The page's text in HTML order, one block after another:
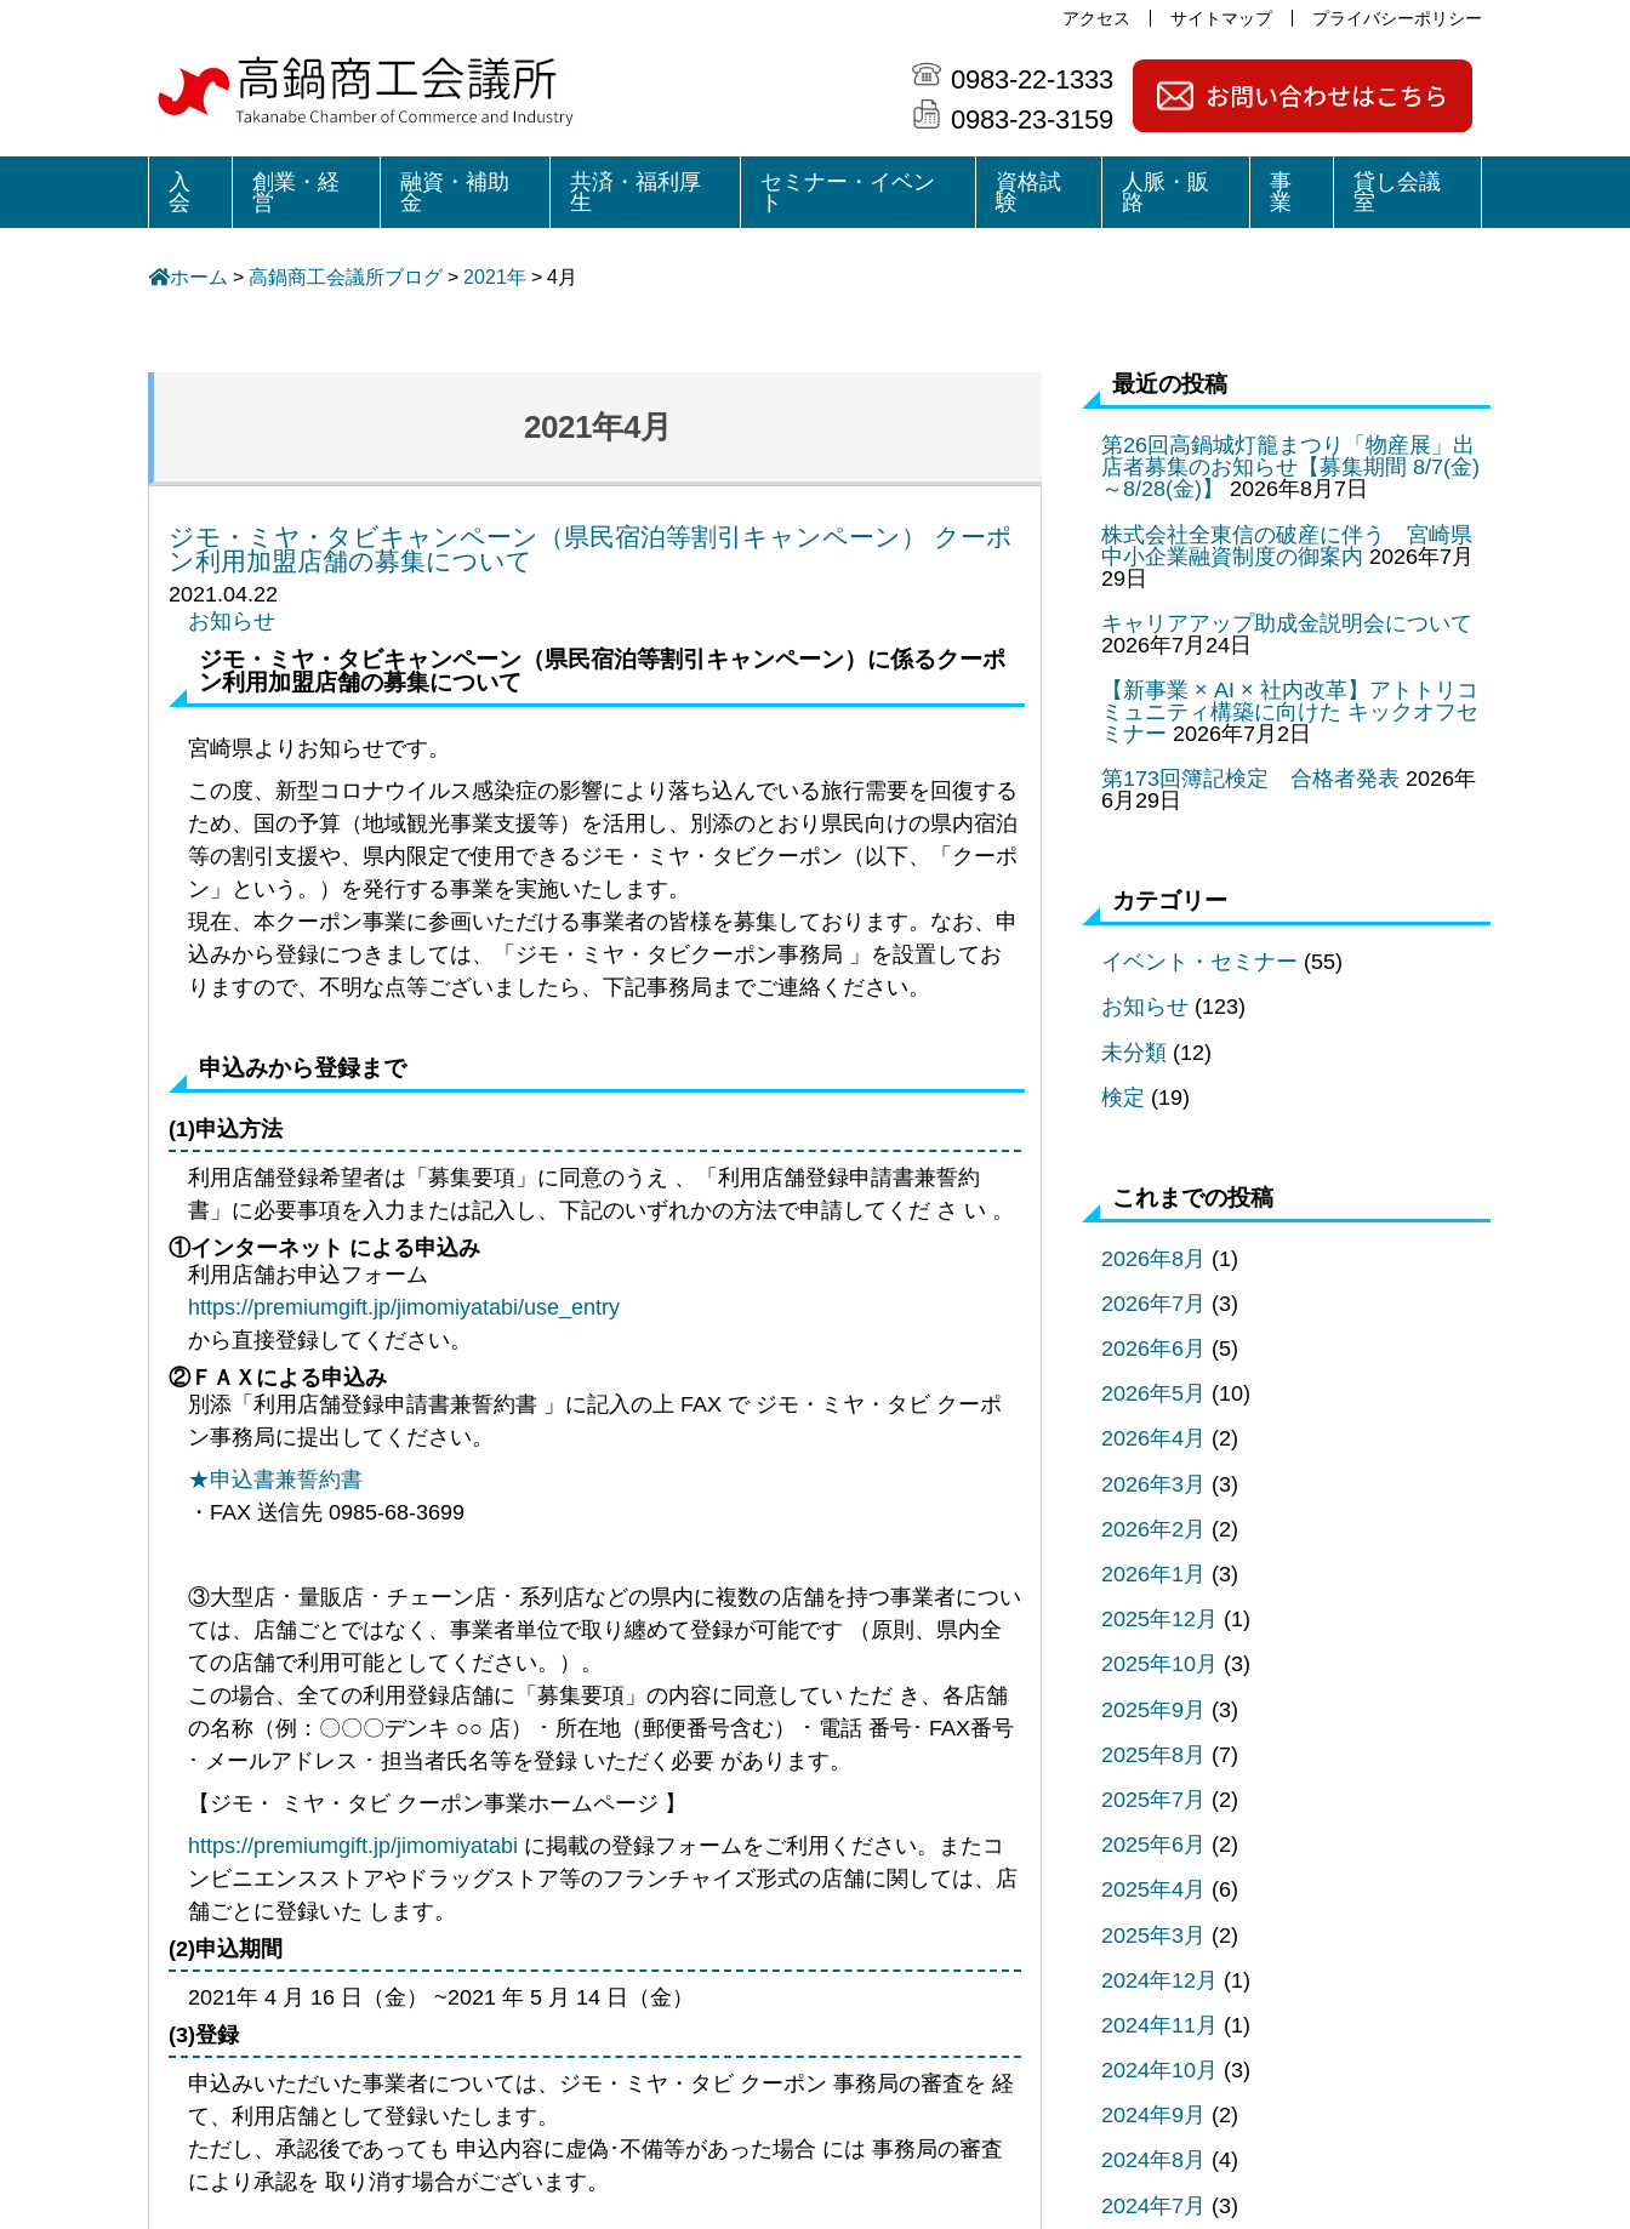
アクセス サイトマップ プライバシーポリシー
0983-22-1333
0983-23-3159
入
会
創業・経
営
融資・補助
金
共済・福利厚
生
セミナー・イベン
ト
資格試
験
人脈・販
路
事
業
貸し会議
室
ホーム > 高鍋商工会議所ブログ > 2021年 > 4月
2021年4月
ジモ・ミヤ・タビキャンペーン（県民宿泊等割引キャンペーン） クーポ
ン利用加盟店舗の募集について
2021.04.22
お知らせ
ジモ・ミヤ・タビキャンペーン（県民宿泊等割引キャンペーン）に係るクーポ
ン利用加盟店舗の募集について
宮崎県よりお知らせです。
この度、新型コロナウイルス感染症の影響により落ち込んでいる旅行需要を回復する
ため、国の予算（地域観光事業支援等）を活用し、別添のとおり県民向けの県内宿泊
等の割引支援や、県内限定で使用できるジモ・ミヤ・タビクーポン（以下、「クーポ
ン」という。）を発行する事業を実施いたします。
現在、本クーポン事業に参画いただける事業者の皆様を募集しております。なお、申
込みから登録につきましては、「ジモ・ミヤ・タビクーポン事務局 」を設置してお
りますので、不明な点等ございましたら、下記事務局までご連絡ください。
申込みから登録まで
(1)申込方法
利用店舗登録希望者は「募集要項」に同意のうえ 、「利用店舗登録申請書兼誓約
書」に必要事項を入力または記入し、下記のいずれかの方法で申請してくだ さ い 。
①インターネット による申込み
利用店舗お申込フォーム
https://premiumgift.jp/jimomiyatabi/use_entry
から直接登録してください。
②ＦＡＸによる申込み
別添「利用店舗登録申請書兼誓約書 」に記入の上 FAX で ジモ・ミヤ・タビ クーポ
ン事務局に提出してください。
★申込書兼誓約書
・FAX 送信先 0985-68-3699
③大型店 ･ 量販店 ･ チェーン店 ･ 系列店などの県内に複数の店舗を持つ事業者につい
ては、店舗ごとではなく、事業者単位で取り纏めて登録が可能です （原則、県内全
ての店舗で利用可能としてください。）。
この場合、全ての利用登録店舗に「募集要項」の内容に同意してい ただ き、各店舗
の名称（例：〇〇〇デンキ ○○ 店） ･ 所在地（郵便番号含む） ･ 電話 番号･ FAX番号
･ メールアドレス ･ 担当者氏名等を登録 いただく必要 があります。
【ジモ・ ミヤ・タビ クーポン事業ホームページ 】
https://premiumgift.jp/jimomiyatabi に掲載の登録フォームをご利用ください。またコ
ンビニエンスストアやドラッグストア等のフランチャイズ形式の店舗に関しては、店
舗ごとに登録いた します。
(2)申込期間
2021年 4 月 16 日（金） ~2021 年 5 月 14 日（金）
(3)登録
申込みいただいた事業者については、ジモ・ミヤ・タビ クーポン 事務局の審査を 経
て、利用店舗として登録いたします。
ただし、承認後であっても 申込内容に虚偽･不備等があった場合 には 事務局の審査
により承認を 取り消す場合がございます。
最近の投稿
第26回高鍋城灯籠まつり「物産展」出
店者募集のお知らせ【募集期間 8/7(金)
～8/28(金)】
2026年8月7日
株式会社全東信の破産に伴う 宮崎県
中小企業融資制度の御案内 2026年7月
29日
キャリアアップ助成金説明会について
2026年7月24日
【新事業 × AI × 社内改革】アトトリコ
ミュニティ構築に向けた キックオフセ
ミナー 2026年7月2日
第173回簿記検定 合格者発表 2026年
6月29日
カテゴリー
イベント・セミナー (55)
お知らせ (123)
未分類 (12)
検定 (19)
これまでの投稿
2026年8月 (1)
2026年7月 (3)
2026年6月 (5)
2026年5月 (10)
2026年4月 (2)
2026年3月 (3)
2026年2月 (2)
2026年1月 (3)
2025年12月 (1)
2025年10月 (3)
2025年9月 (3)
2025年8月 (7)
2025年7月 (2)
2025年6月 (2)
2025年4月 (6)
2025年3月 (2)
2024年12月 (1)
2024年11月 (1)
2024年10月 (3)
2024年9月 (2)
2024年8月 (4)
2024年7月 (3)